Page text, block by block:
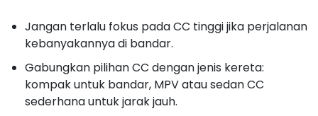
Jangan terlalu fokus pada CC tinggi jika perjalanan
kebanyakannya di bandar.
Gabungkan pilihan CC dengan jenis kereta:
kompak untuk bandar, MPV atau sedan CC
sederhana untuk jarak jauh.